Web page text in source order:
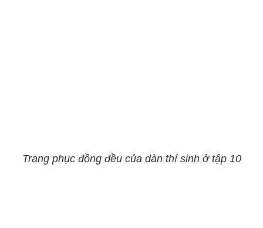
Trang phục đồng đều của dàn thí sinh ở tập 10